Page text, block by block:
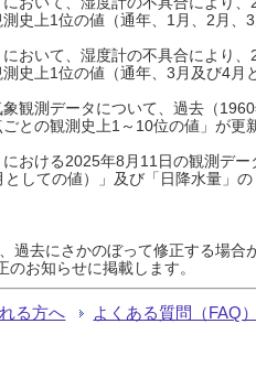
史上1位の値（通年、1月、2月、
おいて、湿度計の不具合により
史上1位の値（通年、3月及び4
観測データについて、過去（
との観測史上1～10位の値」が更
おける2025年8月11日の観測デ
としての値）」及び「日降水量」
過去にさかのぼって修正する場
お知らせに掲載します。
る方へ よくある質問（FAQ）